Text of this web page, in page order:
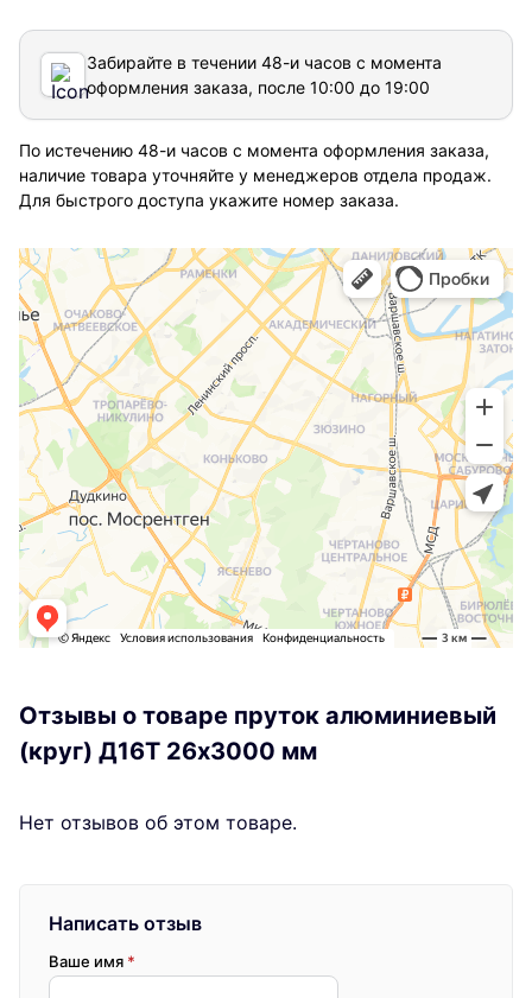
Забирайте в течении 48-и часов с момента
оформления заказа, после 10:00 до 19:00
По истечению 48-и часов с момента оформления заказа,
наличие товара уточняйте у менеджеров отдела продаж.
Для быстрого доступа укажите номер заказа.
Отзывы о товаре пруток алюминиевый
(круг) Д16Т 26х3000 мм
Нет отзывов об этом товаре.
Написать отзыв
Ваше имя *